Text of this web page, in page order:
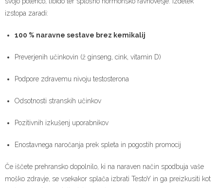
izstopa zaradi:
100 % naravne sestave brez kemikalij
Preverjenih učinkovin (ž ginseng, cink, vitamin D)
Podpore zdravemu nivoju testosterona
Odsotnosti stranskih učinkov
Pozitivnih izkušenj uporabnikov
Enostavnega naročanja prek spleta in pogostih promocij
Če iščete prehransko dopolnilo, ki na naraven način spodbuja vaše
moško zdravje, se vsekakor splača izbrati TestoY in ga preizkusiti kot